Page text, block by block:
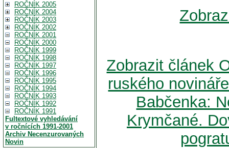
ROČNÍK 2005
ROČNÍK 2004
ROČNÍK 2003
ROČNÍK 2002
ROČNÍK 2001
ROČNÍK 2000
ROČNÍK 1999
ROČNÍK 1998
ROČNÍK 1997
ROČNÍK 1996
ROČNÍK 1995
ROČNÍK 1994
ROČNÍK 1993
ROČNÍK 1992
ROČNÍK 1991
Fultextové vyhledávání
v ročnících 1991-2001
Archiv Necenzurovaných
Novin
Zobrazit článek
ruského
Babčenka:
Krymčané.